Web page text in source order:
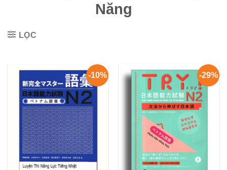
Năng
LỌC
-10% -29%